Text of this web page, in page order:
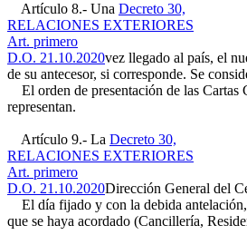
Artículo 8.- Una Decreto 30,
RELACIONES EXTERIORES
Art. primero
D.O. 21.10.2020vez llegado al país, el
de su antecesor, si corresponde. Se
El orden de presentación de las Cartas
representan.
Artículo 9.- La Decreto 30,
RELACIONES EXTERIORES
Art. primero
D.O. 21.10.2020Dirección General del
El día fijado y con la debida
que se haya acordado (Cancillería,